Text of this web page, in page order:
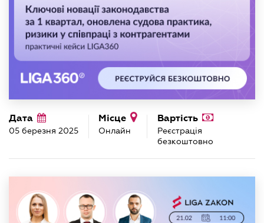
Дата
05 березня 2025
Місце
Онлайн
Вартість
Реєстрація
безкоштовно